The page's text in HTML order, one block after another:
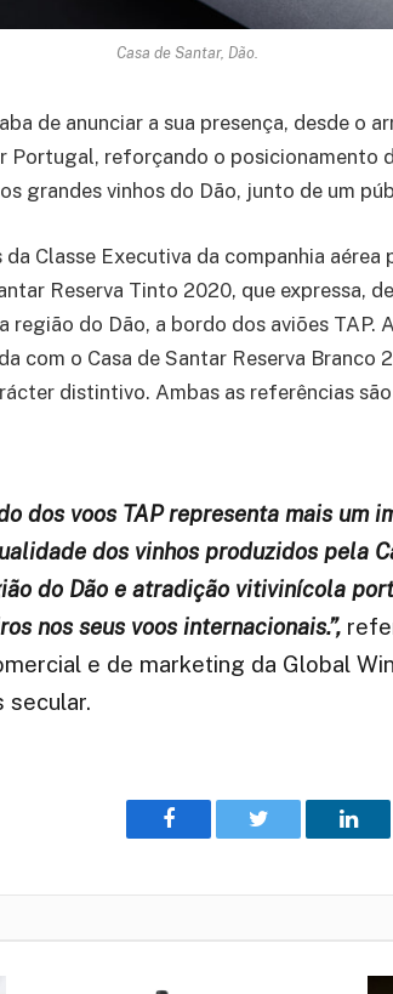
Casa de Santar, Dão.
de anunciar a sua presença, desde o
Portugal, reforçando o posicionamento
grandes vinhos do Dão, junto de um
Classe Executiva da companhia aérea
Reserva Tinto 2020, que expressa,
região do Dão, a bordo dos aviões TAP.
com o Casa de Santar Reserva Branco
distintivo. Ambas as referências
dos voos TAP representa mais um
dos vinhos produzidos pela
do Dão e atradição vitivinícola
nos seus voos internacionais.”,
e de marketing da Global
secular.
Facebook Twitter
O